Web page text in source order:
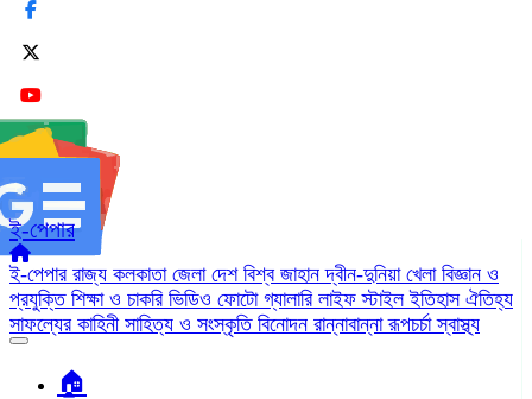
ই-পেপার
ই-পেপার রাজ্য কলকাতা জেলা দেশ বিশ্ব জাহানদ্বীন-দুনিয়া খেলা বিজ্ঞান ও
প্রযুক্তি শিক্ষা ও চাকরি ভিডিও ফোটো গ্যালারি লাইফ স্টাইলইতিহাস ঐতিহ্য
সাফল্যের কাহিনী সাহিত্য ও সংস্কৃতি বিনোদন রান্নাবান্নারূপচর্চাস্বাস্থ্য
🏠︎